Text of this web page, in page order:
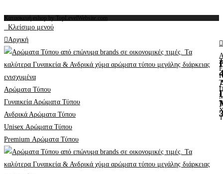
Κατασκευή eshop by TopLevelWebsite.com
Κλείσιμο μενού
Αρχική
Αρώματα Τύπου
Γυναικεία Αρώματα Τύπου
Ανδρικά Αρώματα Τύπου
Unisex Αρώματα Τύπου
Premium Αρώματα Τύπου